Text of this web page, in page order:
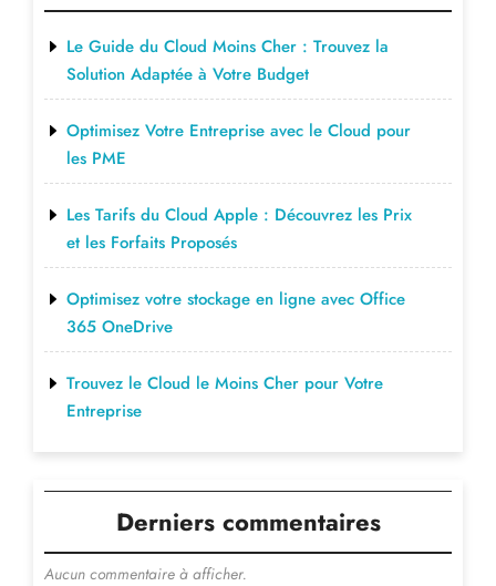
Le Guide du Cloud Moins Cher : Trouvez la
Solution Adaptée à Votre Budget
Optimisez Votre Entreprise avec le Cloud pour
les PME
Les Tarifs du Cloud Apple : Découvrez les Prix
et les Forfaits Proposés
Optimisez votre stockage en ligne avec Office
365 OneDrive
Trouvez le Cloud le Moins Cher pour Votre
Entreprise
Derniers commentaires
Aucun commentaire à afficher.